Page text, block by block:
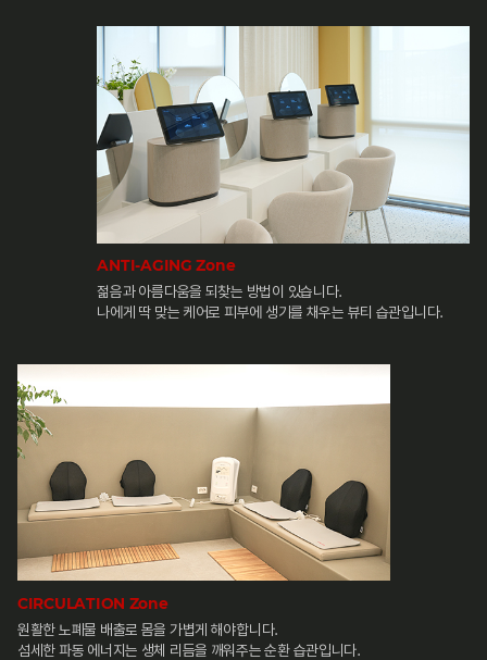
ANTI-AGING Zone
젊음과 아름다움을 되찾는 방법이 있습니다.
나에게 딱 맞는 케어로 피부에 생기를 채우는 뷰티 습관입니다.
CIRCULATION Zone
원활한 노폐물 배출로 몸을 가볍게 해야합니다.
섬세한 파동 에너지는 생체 리듬을 깨워주는 순환 습관입니다.